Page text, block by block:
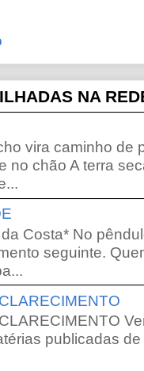
NA
vira caminho de
no chão A terra
Costa* No
seguinte.
publicadas